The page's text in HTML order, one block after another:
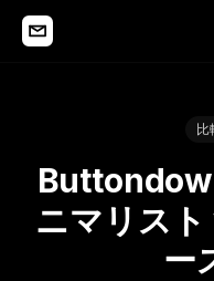
比
ニマリス
ー